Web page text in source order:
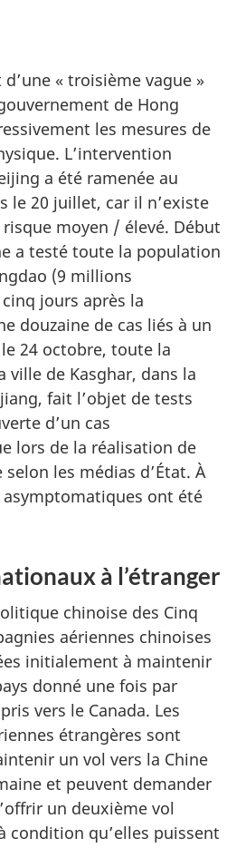
« troisième vague »
de Hong
les mesures de
L’intervention
a été ramenée au
le 20 juillet, car il n’existe
moyen / élevé. Début
a testé toute la population
(9 millions
jours après la
douzaine de cas liés à un
24 octobre, toute la
ville de Kasghar, dans la
fait l’objet de tests
d’un cas
lors de la réalisation de
les médias d’État. À
asymptomatiques ont été
à l’étranger
chinoise des Cinq
aériennes chinoises
initialement à maintenir
donné une fois par
vers le Canada. Les
étrangères sont
un vol vers la Chine
et peuvent demander
un deuxième vol
condition qu’elles puissent